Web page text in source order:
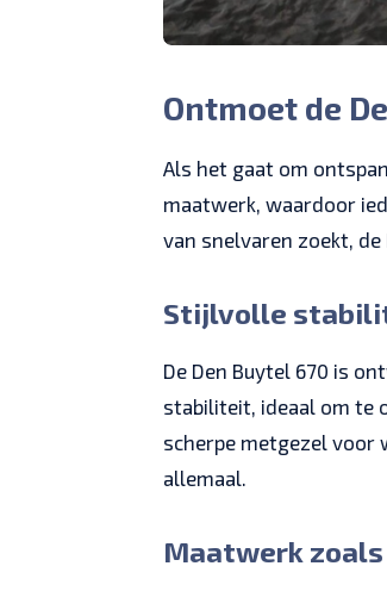
Ontmoet de
Als het gaat om
maatwerk, waardoor
van snelvaren zoekt,
Stijlvolle
De Den Buytel 670 is
stabiliteit, ideaal om te
scherpe metgezel voor
allemaal.
Maatwerk